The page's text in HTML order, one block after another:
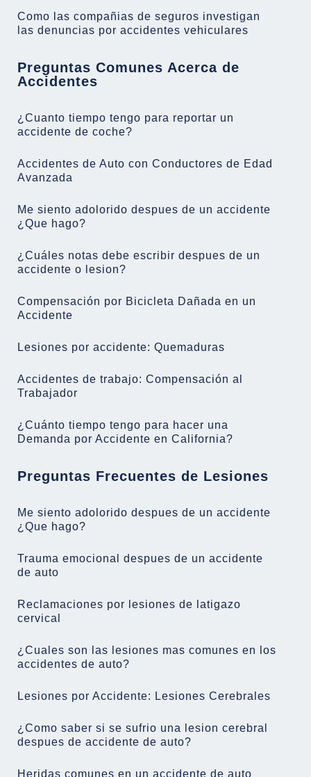
Como las compañias de seguros investigan
las denuncias por accidentes vehiculares
Preguntas Comunes Acerca de
Accidentes
¿Cuanto tiempo tengo para reportar un
accidente de coche?
Accidentes de Auto con Conductores de Edad
Avanzada
Me siento adolorido despues de un accidente
¿Que hago?
¿Cuáles notas debe escribir despues de un
accidente o lesion?
Compensación por Bicicleta Dañada en un
Accidente
Lesiones por accidente: Quemaduras
Accidentes de trabajo: Compensación al
Trabajador
¿Cuánto tiempo tengo para hacer una
Demanda por Accidente en California?
Preguntas Frecuentes de Lesiones
Me siento adolorido despues de un accidente
¿Que hago?
Trauma emocional despues de un accidente
de auto
Reclamaciones por lesiones de latigazo
cervical
¿Cuales son las lesiones mas comunes en los
accidentes de auto?
Lesiones por Accidente: Lesiones Cerebrales
¿Como saber si se sufrio una lesion cerebral
despues de accidente de auto?
Heridas comunes en un accidente de auto